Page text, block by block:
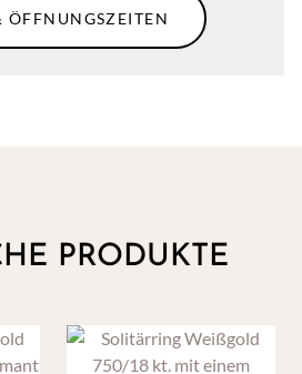
ÖFFNUNGSZEITEN
PRODUKTE